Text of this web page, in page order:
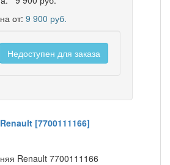
от: 9 900 руб.
Недоступен для заказа
Renault [7700111166]
Renault 7700111166